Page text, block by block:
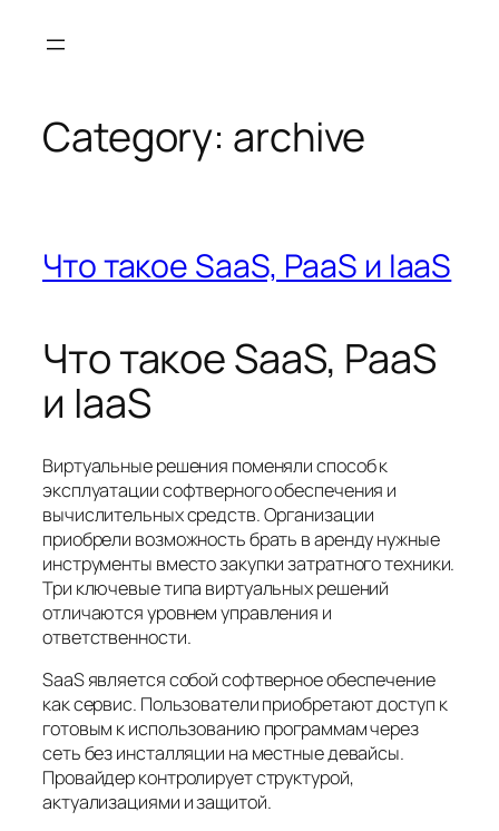
Category: archive
Что такое SaaS, PaaS и IaaS
Что такое SaaS, PaaS
и IaaS
Виртуальные решения поменяли способ к
эксплуатации софтверного обеспечения и
вычислительных средств. Организации
приобрели возможность брать в аренду нужные
инструменты вместо закупки затратного техники.
Три ключевые типа виртуальных решений
отличаются уровнем управления и
ответственности.
SaaS является собой софтверное обеспечение
как сервис. Пользователи приобретают доступ к
готовым к использованию программам через
сеть без инсталляции на местные девайсы.
Провайдер контролирует структурой,
актуализациями и защитой.